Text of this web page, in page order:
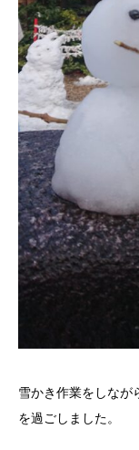
雪かき作業をしなが
を過ごしました。